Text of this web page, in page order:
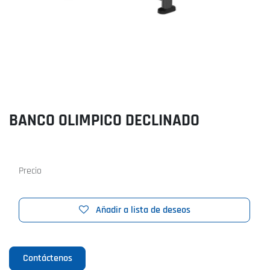
BANCO OLIMPICO DECLINADO
Añadir a lista de deseos
Precio
Contáctenos